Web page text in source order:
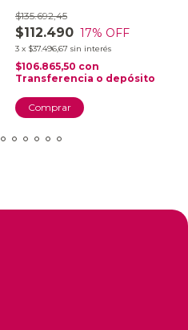
$112.490
$135.692,45
17% OFF
3 x $37.496,67 sin interés
$106.865,50 con
Transferencia o depósito